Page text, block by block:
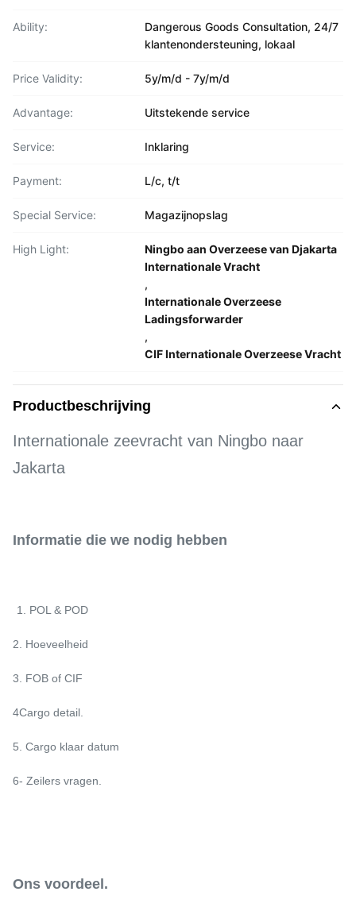
Ability:
Dangerous Goods Consultation, 24/7
klantenondersteuning, lokaal
Price Validity: 5y/m/d - 7y/m/d
Advantage: Uitstekende service
Service: Inklaring
Payment: L/c, t/t
Special Service: Magazijnopslag
High Light:
Ningbo aan Overzeese van Djakarta
Internationale Vracht
,
Internationale Overzeese
Ladingsforwarder
,
CIF Internationale Overzeese Vracht
Productbeschrijving
Internationale zeevracht van Ningbo naar
Jakarta
Informatie die we nodig hebben
1. POL & POD
2. Hoeveelheid
3. FOB of CIF
4Cargo detail.
5. Cargo klaar datum
6- Zeilers vragen.
Ons voordeel.